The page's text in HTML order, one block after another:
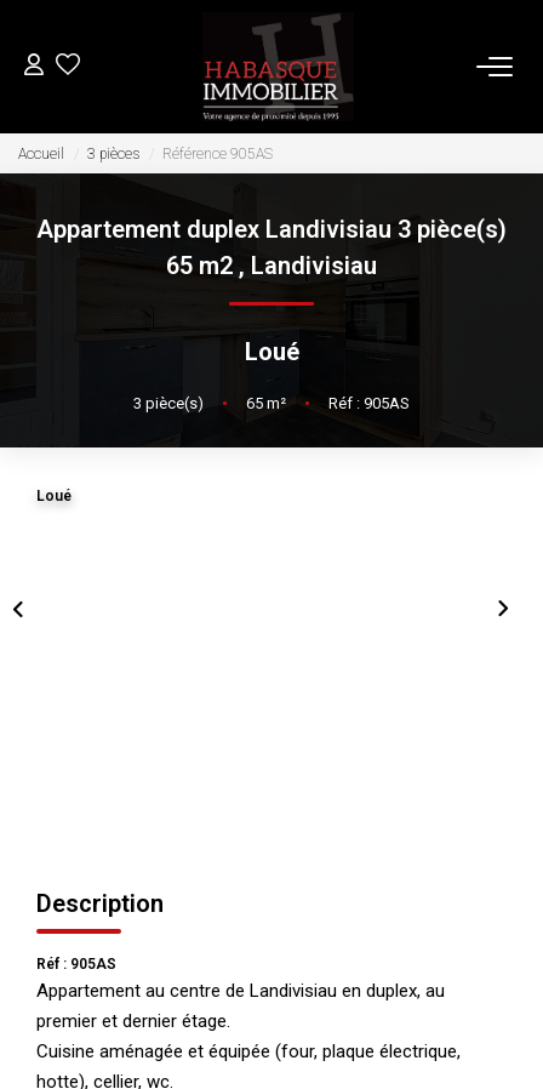
ACHETER
LOUER
VENDRE
Estimation
Biens Vendus
Accueil 3 pièces Référence 905AS
Appartement duplex Landivisiau 3 pièce(s)
65 m2 , Landivisiau
Loué
3 pièce(s) • 65 m² • Réf : 905AS
Loué
Description
Réf : 905AS
Appartement au centre de Landivisiau en duplex, au
premier et dernier étage.
Cuisine aménagée et équipée (four, plaque électrique,
hotte), cellier, wc.